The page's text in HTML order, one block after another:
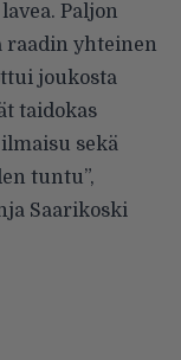
Paljon
raadin yhteinen
joukosta
taidokas
sekä
tuntu”,
Saarikoski